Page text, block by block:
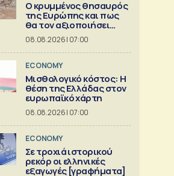
Ο κρυμμένος θησαυρός
της Ευρώπης και πως
θα τον αξιοποιήσει
[γράφημα]
08.08.2026 | 07:00
ECONOMY
Μισθολογικό κόστος: Η
θέση της Ελλάδας στον
ευρωπαϊκό χάρτη
08.08.2026 | 07:00
ECONOMY
Σε τροχιά ιστορικού
ρεκόρ οι ελληνικές
εξαγωγές [γραφήματα]